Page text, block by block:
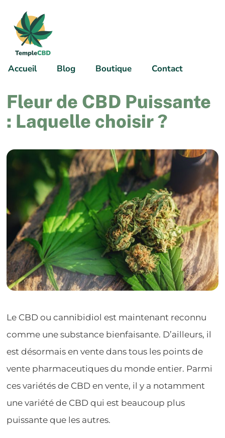
Accueil Blog Boutique Contact
Fleur de CBD Puissante
: Laquelle choisir ?
Le CBD ou cannibidiol est maintenant reconnu
comme une substance bienfaisante. D’ailleurs, il
est désormais en vente dans tous les points de
vente pharmaceutiques du monde entier. Parmi
ces variétés de CBD en vente, il y a notamment
une variété de CBD qui est beaucoup plus
puissante que les autres.